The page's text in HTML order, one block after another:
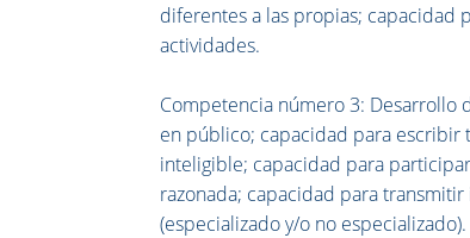
diferentes a las propias; capacidad
actividades.
Competencia número 3: Desarrollo
en público; capacidad para escribir
inteligible; capacidad para
razonada; capacidad para
(especializado y/o no especializado).